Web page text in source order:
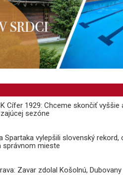
Cífer 1929: Chceme skončiť vyššie
sezóne
Spartaka vylepšili slovenský rekord,
správnom mieste
Zavar zdolal Košolnú,